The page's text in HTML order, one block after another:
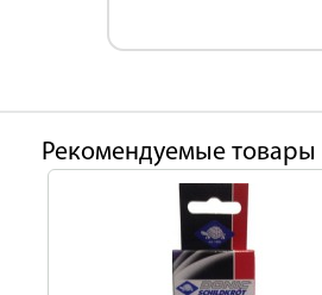
Рекомендуемые товары